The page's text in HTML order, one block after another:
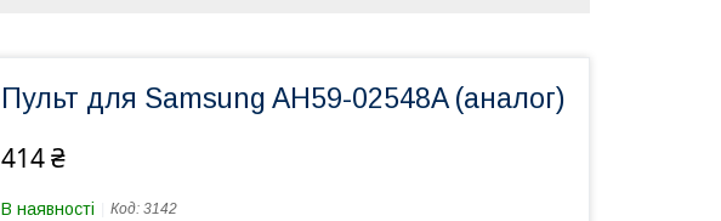
Пульт для Samsung AH59-02548A (аналог)
414 ₴
В наявності Код: 3142